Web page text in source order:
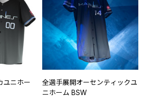
ユニホー
全選手展開オーセンティックユ
ニホーム BSW